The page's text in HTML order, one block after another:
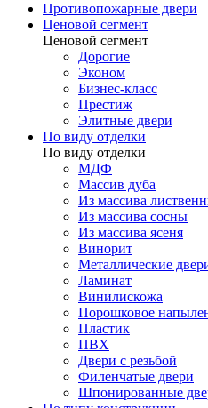
Противопожарные двери
Ценовой сегмент
Ценовой сегмент
Дорогие
Эконом
Бизнес-класс
Престиж
Элитные двери
По виду отделки
По виду отделки
МДФ
Массив дуба
Из массива
Из массива сосны
Из массива ясеня
Винорит
Металлические
Ламинат
Винилискожа
Порошковое
Пластик
ПВХ
Двери с резьбой
Филенчатые двери
Шпонированные